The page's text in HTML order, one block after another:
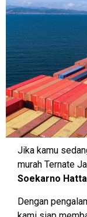
Jika kamu
murah Ternate
Soekarno Hatta
Dengan